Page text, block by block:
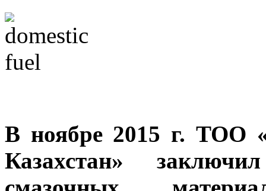
В ноябре 2015 г. ТОО
Казахстан»